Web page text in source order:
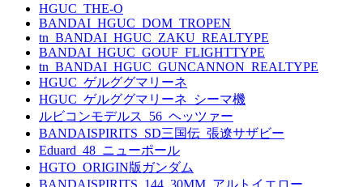
HGUC_THE-O
BANDAI_HGUC_DOM_TROPEN
tn_BANDAI_HGUC_ZAKU_REALTYPE
BANDAI_HGUC_GOUF_FLIGHTTYPE
tn_BANDAI_HGUC_GUNCANNON_REALTYPE
HGUC_ゲルググマリーネ
HGUC_ゲルググマリーネ_シーマ機
ルビコンモデルス_56_ヘッツァー
BANDAISPIRITS_SD三国伝_張遼サザビー
Eduard_48_ニューポール
HGTO_ORIGIN版ガンダム
BANDAISPIRITS_144_30MM_アルトイエロー